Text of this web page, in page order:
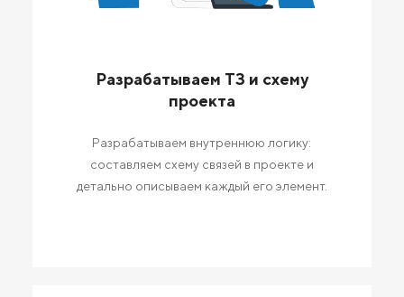
Разрабатываем ТЗ и схему
проекта
Разрабатываем внутреннюю логику:
составляем схему связей в проекте и
детально описываем каждый его элемент.